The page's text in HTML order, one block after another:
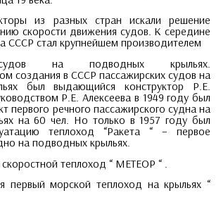
из разных стран искали решение
скорости движения судов. К середине
СССР стал крупнейшем производителем
на подводных крыльях.
создания в СССР пассажирских судов на
был выдающийся конструктор Р.Е.
Р.Е. Алексеева в 1949 году был
первого речного пассажирского судна на
на 60 чел. Но только в 1957 году был
теплоход “Ракета “ – первое
на подводных крыльях.
теплоход “ МЕТЕОР “ .
первый морской теплоход на крыльях “